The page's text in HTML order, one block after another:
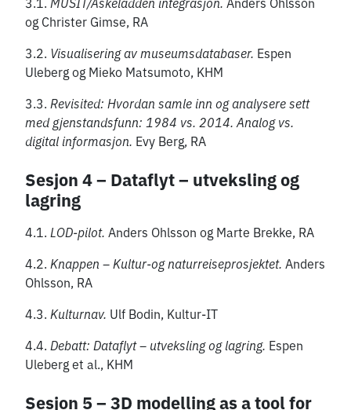
3.1. MUSIT/Askeladden integrasjon. Anders Ohlsson
og Christer Gimse, RA
3.2. Visualisering av museumsdatabaser. Espen
Uleberg og Mieko Matsumoto, KHM
3.3. Revisited: Hvordan samle inn og analysere sett
med gjenstandsfunn: 1984 vs. 2014. Analog vs.
digital informasjon. Evy Berg, RA
Sesjon 4 – Dataflyt – utveksling og
lagring
4.1. LOD-pilot. Anders Ohlsson og Marte Brekke, RA
4.2. Knappen – Kultur-og naturreiseprosjektet. Anders
Ohlsson, RA
4.3. Kulturnav. Ulf Bodin, Kultur-IT
4.4. Debatt: Dataflyt – utveksling og lagring. Espen
Uleberg et al., KHM
Sesjon 5 – 3D modelling as a tool for